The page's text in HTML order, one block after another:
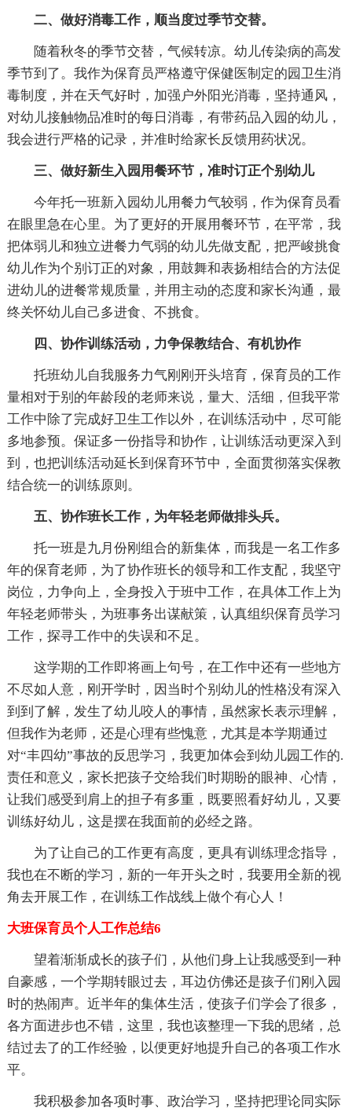
二、做好消毒工作，顺当度过季节交替。
随着秋冬的季节交替，气候转凉。幼儿传染病的高发
季节到了。我作为保育员严格遵守保健医制定的园卫生消
毒制度，并在天气好时，加强户外阳光消毒，坚持通风，
对幼儿接触物品准时的每日消毒，有带药品入园的幼儿，
我会进行严格的记录，并准时给家长反馈用药状况。
三、做好新生入园用餐环节，准时订正个别幼儿
今年托一班新入园幼儿用餐力气较弱，作为保育员看
在眼里急在心里。为了更好的开展用餐环节，在平常，我
把体弱儿和独立进餐力气弱的幼儿先做支配，把严峻挑食
幼儿作为个别订正的对象，用鼓舞和表扬相结合的方法促
进幼儿的进餐常规质量，并用主动的态度和家长沟通，最
终关怀幼儿自己多进食、不挑食。
四、协作训练活动，力争保教结合、有机协作
托班幼儿自我服务力气刚刚开头培育，保育员的工作
量相对于别的年龄段的老师来说，量大、活细，但我平常
工作中除了完成好卫生工作以外，在训练活动中，尽可能
多地参预。保证多一份指导和协作，让训练活动更深入到
到，也把训练活动延长到保育环节中，全面贯彻落实保教
结合统一的训练原则。
五、协作班长工作，为年轻老师做排头兵。
托一班是九月份刚组合的新集体，而我是一名工作多
年的保育老师，为了协作班长的领导和工作支配，我坚守
岗位，力争向上，全身投入于班中工作，在具体工作上为
年轻老师带头，为班事务出谋献策，认真组织保育员学习
工作，探寻工作中的失误和不足。
这学期的工作即将画上句号，在工作中还有一些地方
不尽如人意，刚开学时，因当时个别幼儿的性格没有深入
到到了解，发生了幼儿咬人的事情，虽然家长表示理解，
但我作为老师，还是心理有些愧意，尤其是本学期通过
对“丰四幼”事故的反思学习，我更加体会到幼儿园工作的.
责任和意义，家长把孩子交给我们时期盼的眼神、心情，
让我们感受到肩上的担子有多重，既要照看好幼儿，又要
训练好幼儿，这是摆在我面前的必经之路。
为了让自己的工作更有高度，更具有训练理念指导，
我也在不断的学习，新的一年开头之时，我要用全新的视
角去开展工作，在训练工作战线上做个有心人！
大班保育员个人工作总结6
望着渐渐成长的孩子们，从他们身上让我感受到一种
自豪感，一个学期转眼过去，耳边仿佛还是孩子们刚入园
时的热闹声。近半年的集体生活，使孩子们学会了很多，
各方面进步也不错，这里，我也该整理一下我的思绪，总
结过去了的工作经验，以便更好地提升自己的各项工作水
平。
我积极参加各项时事、政治学习，坚持把理论同实际